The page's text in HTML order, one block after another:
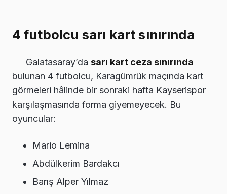
4 futbolcu sarı kart sınırında
Galatasaray’da sarı kart ceza sınırında
bulunan 4 futbolcu, Karagümrük maçında kart
görmeleri hâlinde bir sonraki hafta Kayserispor
karşılaşmasında forma giyemeyecek. Bu
oyuncular:
Mario Lemina
Abdülkerim Bardakcı
Barış Alper Yılmaz